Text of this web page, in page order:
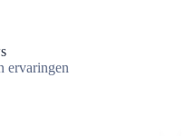
ervaringen